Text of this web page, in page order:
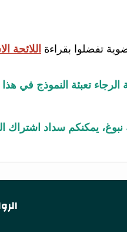
تفضلوا بقراءة اللائحة
تعبئة النموذج في هذا
يمكنكم سداد اشتراك